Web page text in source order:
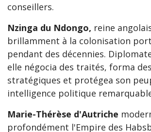
conseillers.
Nzinga du Ndongo, reine
brillamment à la colonisation
pendant des décennies.
elle négocia des traités, forma
stratégiques et protégea son
intelligence politique
Marie-Thérèse d'Autriche
profondément l'Empire des